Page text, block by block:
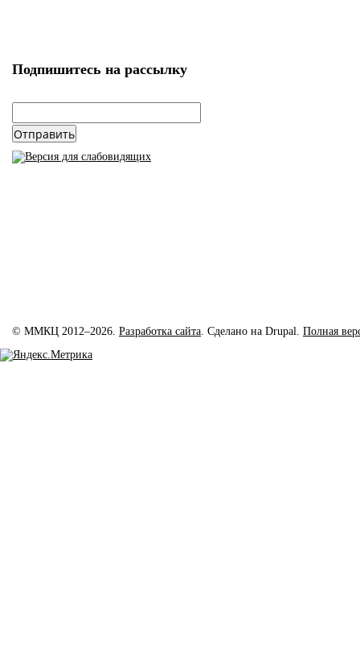
Подпишитесь на рассылку
© ММКЦ 2012–2026. Разработка сайта. Сделано на Drupal. Полная